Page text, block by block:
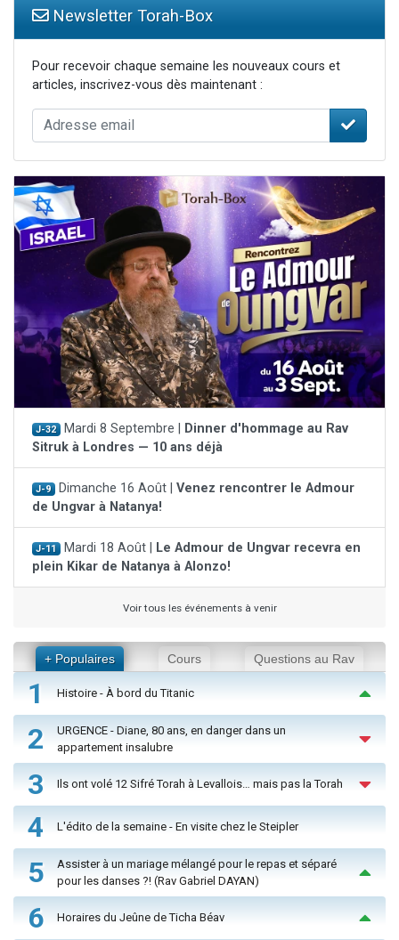
Newsletter Torah-Box
Pour recevoir chaque semaine les nouveaux cours et
articles, inscrivez-vous dès maintenant :
J-32 Mardi 8 Septembre |
Dinner d'hommage au Rav
Sitruk à Londres — 10 ans déjà
J-9 Dimanche 16 Août | Venez rencontrer le Admour
de Ungvar à Natanya!
J-11 Mardi 18 Août |
Le Admour de Ungvar recevra en
plein Kikar de Natanya à Alonzo!
Voir tous les événements à venir
+ Populaires Cours Questions au Rav
1 Histoire - À bord du Titanic
2
URGENCE - Diane, 80 ans, en danger dans un
appartement insalubre
3 Ils ont volé 12 Sifré Torah à Levallois… mais pas la Torah
4 L'édito de la semaine - En visite chez le Steipler
5
Assister à un mariage mélangé pour le repas et séparé
pour les danses ?! (Rav Gabriel DAYAN)
6 Horaires du Jeûne de Ticha Béav